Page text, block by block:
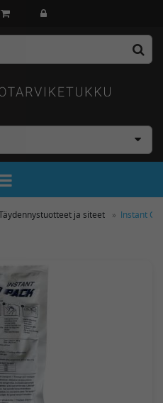
Navigation
ja siteet Instant